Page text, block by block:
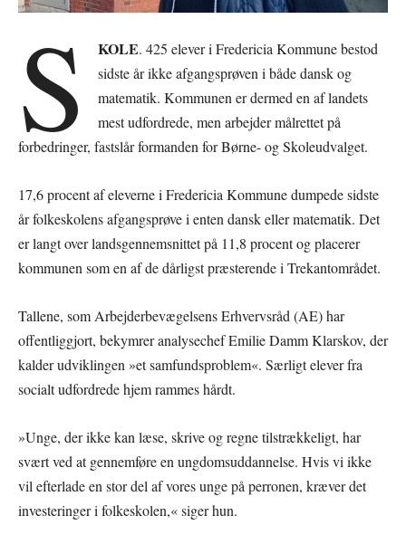
S KOLE. 425 elever i Fredericia Kommune bestod
sidste år ikke afgangsprøven i både dansk og
matematik. Kommunen er dermed en af landets
mest udfordrede, men arbejder målrettet på
forbedringer, fastslår formanden for Børne- og Skoleudvalget.
17,6 procent af eleverne i Fredericia Kommune dumpede sidste
år folkeskolens afgangsprøve i enten dansk eller matematik. Det
er langt over landsgennemsnittet på 11,8 procent og placerer
kommunen som en af de dårligst præsterende i Trekantområdet.
Tallene, som Arbejderbevægelsens Erhvervsråd (AE) har
offentliggjort, bekymrer analysechef Emilie Damm Klarskov, der
kalder udviklingen »et samfundsproblem«. Særligt elever fra
socialt udfordrede hjem rammes hårdt.
»Unge, der ikke kan læse, skrive og regne tilstrækkeligt, har
svært ved at gennemføre en ungdomsuddannelse. Hvis vi ikke
vil efterlade en stor del af vores unge på perronen, kræver det
investeringer i folkeskolen,« siger hun.